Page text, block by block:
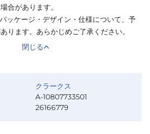
合があります。
ッケージ・デザイン・仕様について、予
ります。あらかじめご了承ください。
閉じる
クラークス
A-10807733501
26166779